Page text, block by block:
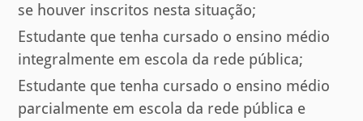
se houver inscritos nesta situação;
Estudante que tenha cursado o ensino médio
integralmente em escola da rede pública;
Estudante que tenha cursado o ensino médio
parcialmente em escola da rede pública e